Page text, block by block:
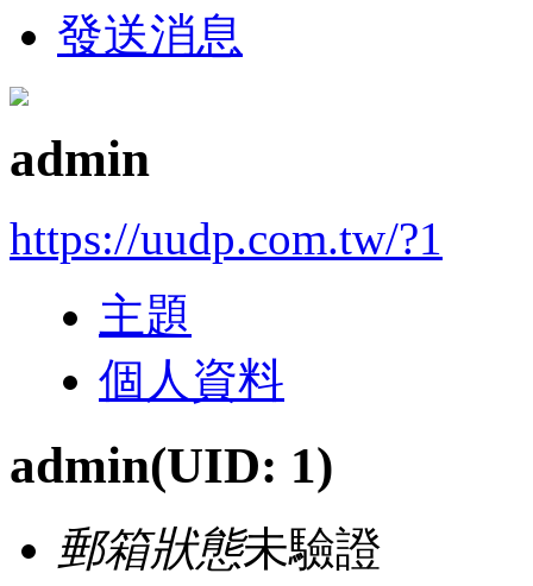
發送消息
admin
https://uudp.com.tw/?1
主題
個人資料
admin(UID: 1)
郵箱狀態未驗證